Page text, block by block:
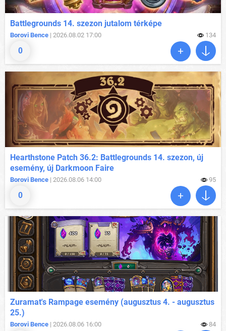
0
Battlegrounds 14. szezon jutalom térképe
Borovi Bence | 2026.08.02 17:00 134
0
Hearthstone Patch 36.2: Battlegrounds 14. szezon, új
esemény, új Darkmoon Faire
Borovi Bence | 2026.08.06 14:00 95
Zuramat's Rampage esemény (augusztus 4. - augusztus
25.)
Borovi Bence | 2026.08.06 16:00 84